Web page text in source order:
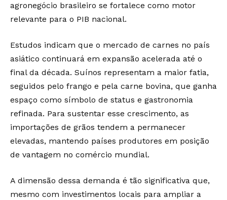
agronegócio brasileiro se fortalece como motor
relevante para o PIB nacional.
Estudos indicam que o mercado de carnes no país
asiático continuará em expansão acelerada até o
final da década. Suínos representam a maior fatia,
seguidos pelo frango e pela carne bovina, que ganha
espaço como símbolo de status e gastronomia
refinada. Para sustentar esse crescimento, as
importações de grãos tendem a permanecer
elevadas, mantendo países produtores em posição
de vantagem no comércio mundial.
A dimensão dessa demanda é tão significativa que,
mesmo com investimentos locais para ampliar a